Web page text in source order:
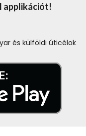
applikációt!
és külföldi úticélok